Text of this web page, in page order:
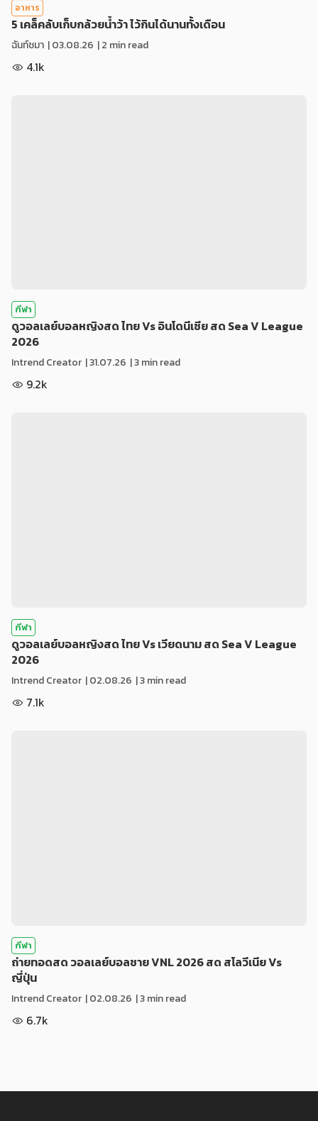
อาหาร
5 เคล็คลับเก็บกล้วยน้ำว้า ไว้กินได้นานทั้งเดือน
ฉันท์ชมา |03.08.26 | 2 min read
4.1k
กีฬา
ดูวอลเลย์บอลหญิงสด ไทย Vs อินโดนีเซีย สด Sea V League
2026
Intrend Creator |31.07.26 | 3 min read
9.2k
กีฬา
ดูวอลเลย์บอลหญิงสด ไทย Vs เวียดนาม สด Sea V League
2026
Intrend Creator |02.08.26 | 3 min read
7.1k
กีฬา
ถ่ายทอดสด วอลเลย์บอลชาย VNL 2026 สด สโลวีเนีย Vs
ญี่ปุ่น
Intrend Creator |02.08.26 | 3 min read
6.7k